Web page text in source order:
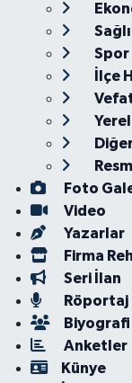
Spor
İlçe
Yerel
Foto
Video
Yazarlar
Firma
Seri İlan
Röportaj
Biyografi
Anketler
Künye